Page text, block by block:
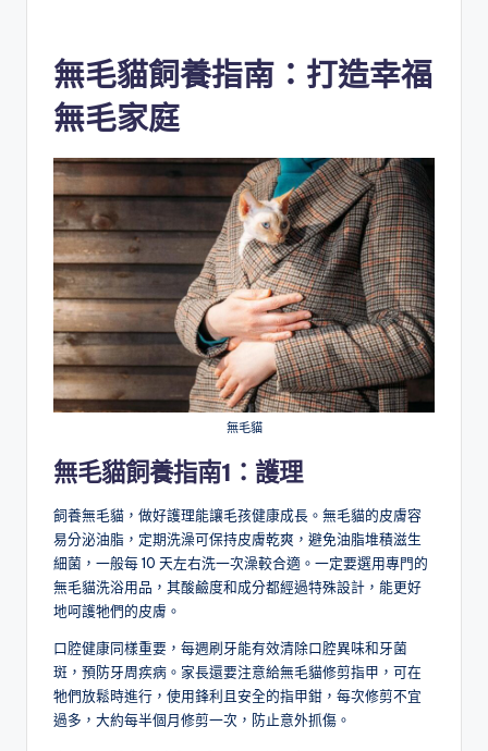
無毛貓飼養指南：打造幸福
無毛家庭
無毛貓
無毛貓飼養指南1： 護理
飼養無毛貓，做好護理能讓毛孩健康成長。無毛貓的皮膚容
易分泌油脂，定期洗澡可保持皮膚乾爽，避免油脂堆積滋生
細菌，一般每 10 天左右洗一次澡較合適。一定要選用專門的
無毛貓洗浴用品，其酸鹼度和成分都經過特殊設計，能更好
地呵護牠們的皮膚。
口腔健康同樣重要，每週刷牙能有效清除口腔異味和牙菌
斑，預防牙周疾病。家長還要注意給無毛貓修剪指甲，可在
牠們放鬆時進行，使用鋒利且安全的指甲鉗，每次修剪不宜
過多，大約每半個月修剪一次，防止意外抓傷。